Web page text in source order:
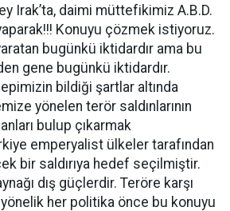
Irak’ta, daimi müttefikimiz A.B.D.
Konuyu çözmek istiyoruz.
bugünkü iktidardır ama bu
gene bugünkü iktidardır.
bildiği şartlar altında
yönelen terör saldınlarının
bulup çıkarmak
emperyalist ülkeler tarafından
bir saldırıya hedef seçilmiştir.
dış güçlerdir. Teröre karşı
her politika önce bu konuyu